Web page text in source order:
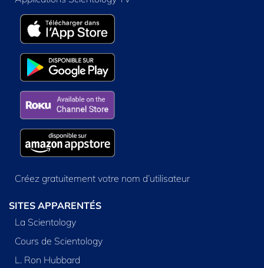
Créez gratuitement votre nom d’utilisateur
SITES APPARENTÉS
La Scientology
Cours de Scientology
L. Ron Hubbard